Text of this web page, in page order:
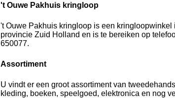
't Ouwe Pakhuis kringloop
't Ouwe Pakhuis kringloop is een kringloopwinkel
provincie Zuid Holland en is te bereiken op
650077.
Assortiment
U vindt er een groot assortiment van
kleding, boeken, speelgoed, elektronica en nog